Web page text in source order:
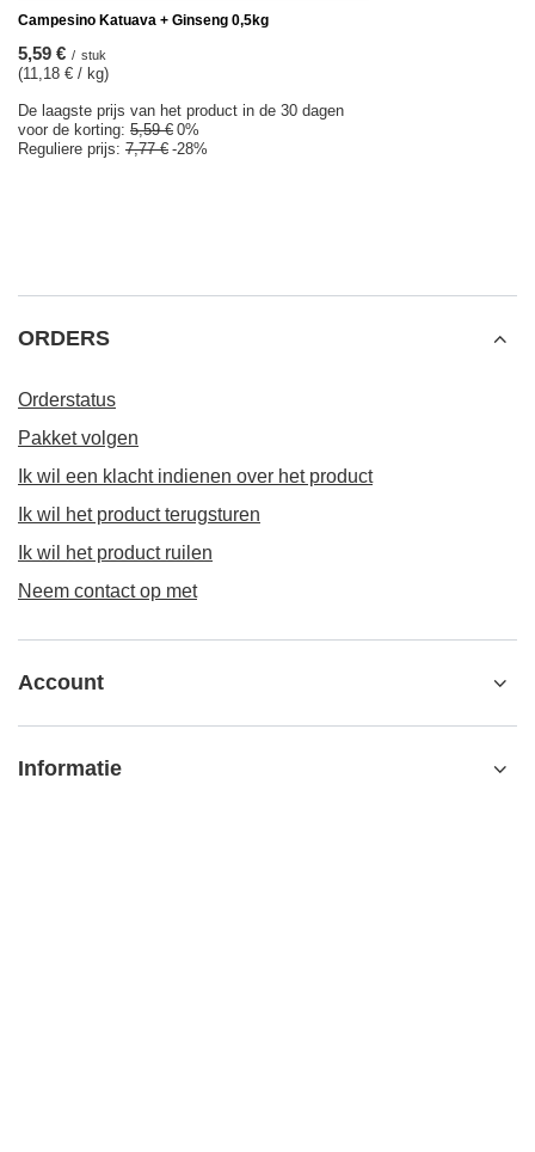
Campesino Katuava + Ginseng 0,5kg
5,59 € / stuk
(11,18 € / kg)
De laagste prijs van het product in de 30 dagen
voor de korting: 5,59 € 0%
Reguliere prijs: 7,77 € -28%
ORDERS
Orderstatus
Pakket volgen
Ik wil een klacht indienen over het product
Ik wil het product terugsturen
Ik wil het product ruilen
Neem contact op met
Account
Informatie